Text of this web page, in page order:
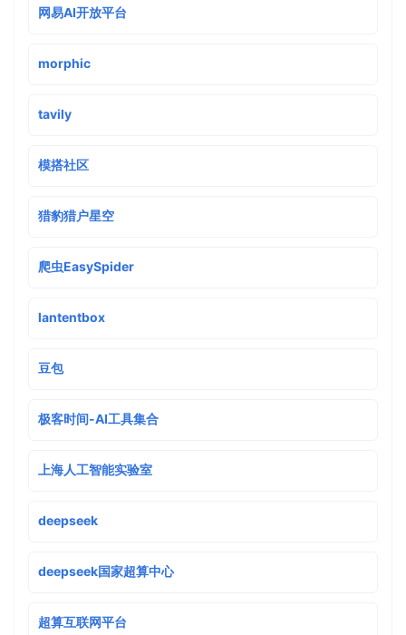
网易AI开放平台
morphic
tavily
模搭社区
猎豹猎户星空
爬虫EasySpider
lantentbox
豆包
极客时间-AI工具集合
上海人工智能实验室
deepseek
deepseek国家超算中心
超算互联网平台